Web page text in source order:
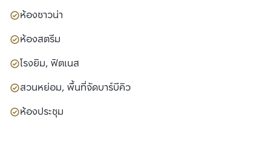
ห้องซาวน่า
ห้องสตรีม
โรงยิม, ฟิตเนส
สวนหย่อม, พื้นที่จัดบาร์บีคิว
ห้องประชุม